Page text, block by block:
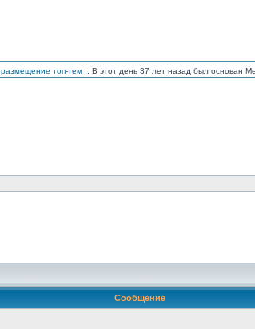
размещение топ-тем :: В этот день 37 лет назад был основан
Сообщение